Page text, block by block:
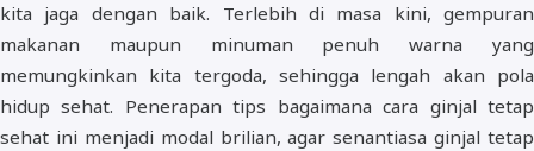
kita jaga dengan baik. Terlebih di masa kini, gempuran
makanan maupun minuman penuh warna yang
memungkinkan kita tergoda, sehingga lengah akan pola
hidup sehat. Penerapan tips bagaimana cara ginjal tetap
sehat ini menjadi modal brilian, agar senantiasa ginjal tetap